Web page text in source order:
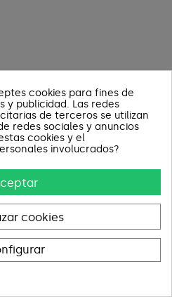
Seguro
cookies para fines de
y publicidad. Las redes
de terceros se utilizan
redes sociales y anuncios
cookies y el
involucrados?
cookies